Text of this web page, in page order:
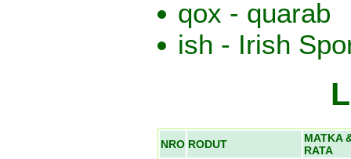
qox - quarab
ish - Irish
NRO RODUT
MATKA
RATA